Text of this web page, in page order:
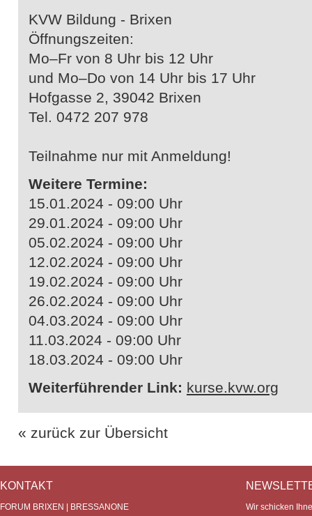
KVW Bildung - Brixen
Öffnungszeiten:
Mo–Fr von 8 Uhr bis 12 Uhr
und Mo–Do von 14 Uhr bis 17 Uhr
Hofgasse 2, 39042 Brixen
Tel. 0472 207 978
Teilnahme nur mit Anmeldung!
Weitere Termine:
15.01.2024 - 09:00 Uhr
29.01.2024 - 09:00 Uhr
05.02.2024 - 09:00 Uhr
12.02.2024 - 09:00 Uhr
19.02.2024 - 09:00 Uhr
26.02.2024 - 09:00 Uhr
04.03.2024 - 09:00 Uhr
11.03.2024 - 09:00 Uhr
18.03.2024 - 09:00 Uhr
Weiterführender Link: kurse.kvw.org
« zurück zur Übersicht
KONTAKT
FORUM BRIXEN | BRESSANONE
Wir schicken